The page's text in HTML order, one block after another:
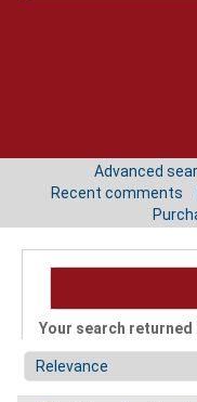
Advanced
Recent comments
Your search returned